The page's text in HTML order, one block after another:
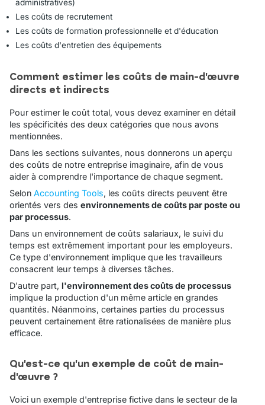
administratives)
Les coûts de recrutement
Les coûts de formation professionnelle et d'éducation
Les coûts d'entretien des équipements
Comment estimer les coûts de main-d'œuvre
directs et indirects
Pour estimer le coût total, vous devez examiner en détail
les spécificités des deux catégories que nous avons
mentionnées.
Dans les sections suivantes, nous donnerons un aperçu
des coûts de notre entreprise imaginaire, afin de vous
aider à comprendre l'importance de chaque segment.
Selon Accounting Tools, les coûts directs peuvent être
orientés vers des environnements de coûts par poste ou
par processus.
Dans un environnement de coûts salariaux, le suivi du
temps est extrêmement important pour les employeurs.
Ce type d'environnement implique que les travailleurs
consacrent leur temps à diverses tâches.
D'autre part, l'environnement des coûts de processus
implique la production d'un même article en grandes
quantités. Néanmoins, certaines parties du processus
peuvent certainement être rationalisées de manière plus
efficace.
Qu'est-ce qu'un exemple de coût de main-
d'œuvre ?
Voici un exemple d'entreprise fictive dans le secteur de la